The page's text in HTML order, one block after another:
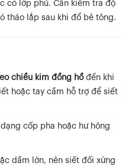
có lớp phủ. Cần kiểm tra độ
tháo lắp sau khi đổ bê tông.
chiều kim đồng hồđến khi
hoặc tay cầm hỗ trợ để siết
cốp pha hoặc hư hỏng
dầm lớn, nên siết đối xứng